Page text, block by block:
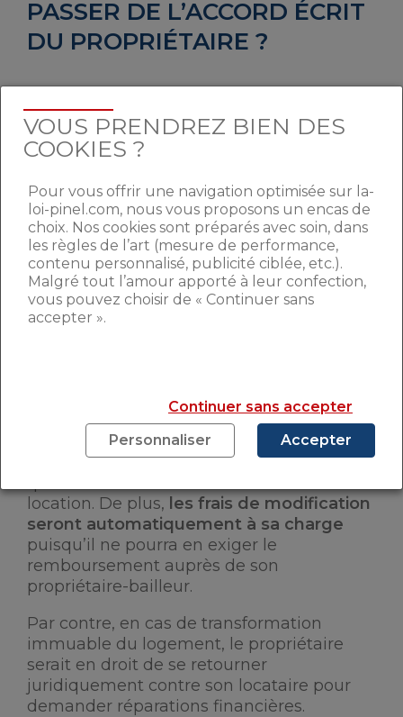
PASSER DE L’ACCORD ÉCRIT
DU PROPRIÉTAIRE ?
fait référence, un locataire n’est pas
directement autorisé à effectuer des
modifications dans le bien loué sans en
obtenu de lui un accord écrit. Toutefois, le
service public apporte une nuance : « Rien
n’interdit au locataire de changer la
serrure ou le barillet pendant toute la
période de location, à la condition de
remettre la porte à son état initial lorsqu’il
quitte définitivement le logement »
modifications qui peuvent être réversibles
et n’en prévient pas son bailleur. La seule
« sanction » qui le menace sera de
remettre en place l’ancien verrou quand il
location. De plus, les frais de modification
seront automatiquement à sa charge
puisqu’il ne pourra en exiger le
remboursement auprès de son
propriétaire-bailleur.
Par contre, en cas de transformation
immuable du logement, le propriétaire
serait en droit de se retourner
juridiquement contre son locataire pour
demander réparations financières.
VOUS PRENDREZ BIEN DES
COOKIES ?
Pour vous offrir une navigation optimisée sur la-
loi-pinel.com, nous vous proposons un encas de
choix. Nos cookies sont préparés avec soin, dans
les règles de l’art (mesure de performance,
contenu personnalisé, publicité ciblée, etc.).
Malgré tout l’amour apporté à leur confection,
vous pouvez choisir de « Continuer sans
accepter ».
Continuer sans accepter
Personnaliser
Accepter